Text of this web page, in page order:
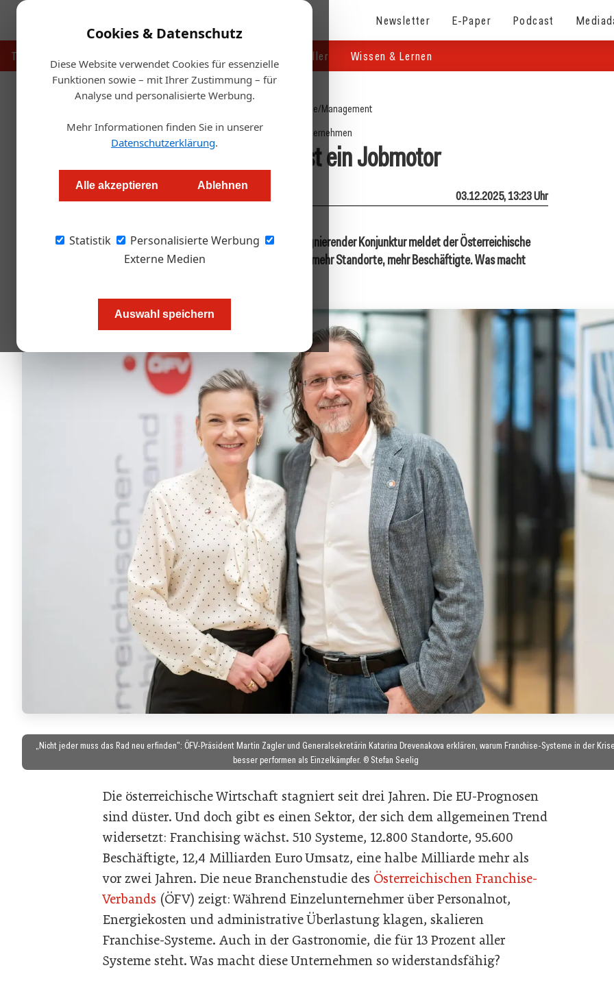
Cookies & Datenschutz
Diese Website verwendet Cookies für essenzielle
Funktionen sowie – mit Ihrer Zustimmung – für
Analyse und personalisierte Werbung.
Mehr Informationen finden Sie in unserer
Datenschutzerklärung.
Alle akzeptieren Ablehnen
Statistik
Personalisierte Werbung
Externe Medien
Auswahl speichern
Newsletter E-Paper Podcast
Touristik Handel & Hersteller Wissen & Lernen
Startseite/Management
Unternehmen
Franchise ist ein Jobmotor
Alexander Grübling 03.12.2025, 13:23 Uhr
Trotz wirtschaftlicher Flaute, Inflation und stagnierender Konjunktur meldet der Österreichische
Franchise-Verband Wachstum: Mehr Systeme, mehr Standorte, mehr Beschäftigte. Was macht
„Nicht jeder muss das Rad neu erfinden": ÖFV-Präsident Martin Zagler und Generalsekretärin Katarina Drevenakova erklären, warum Franchise-Systeme in der
besser performen als Einzelkämpfer. © Stefan Seelig
Die österreichische Wirtschaft stagniert seit drei Jahren. Die EU-Prognosen
sind düster. Und doch gibt es einen Sektor, der sich dem allgemeinen Trend
widersetzt: Franchising wächst. 510 Systeme, 12.800 Standorte, 95.600
Beschäftigte, 12,4 Milliarden Euro Umsatz, eine halbe Milliarde mehr als
vor zwei Jahren. Die neue Branchenstudie des Österreichischen Franchise-
Verbands (ÖFV) zeigt: Während Einzelunternehmer über Personalnot,
Energiekosten und administrative Überlastung klagen, skalieren
Franchise-Systeme. Auch in der Gastronomie, die für 13 Prozent aller
Systeme steht. Was macht diese Unternehmen so widerstandsfähig?